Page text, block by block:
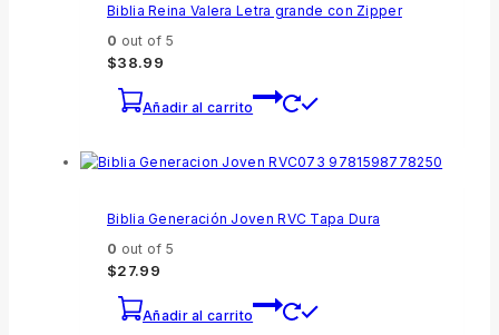
Biblia Reina Valera Letra grande con Zipper
0 out of 5
$38.99
Añadir al carrito
Biblia Generación Joven RVC Tapa Dura
0 out of 5
$27.99
Añadir al carrito